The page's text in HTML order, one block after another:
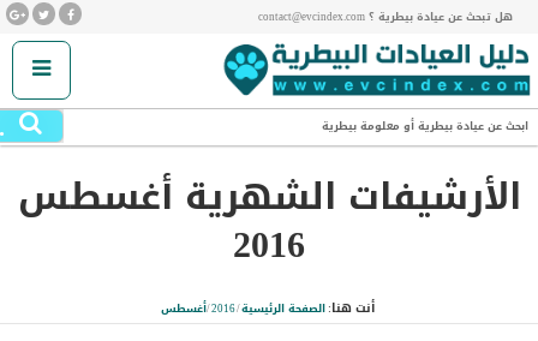
هل تبحث عن عيادة بيطرية ؟ contact@evcindex.com
ابحث عن عيادة بيطرية أو معلومة بيطرية
الأرشيفات الشهرية أغسطس
2016
أنت هنا:الصفحة الرئيسية/
2016
/أغسطس